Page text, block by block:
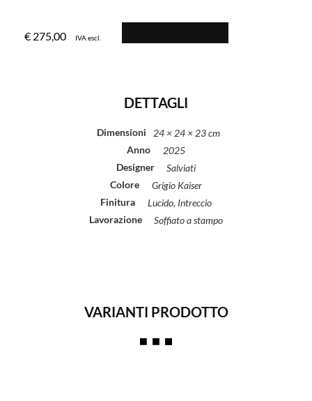
€ 275,00 IVA escl.
DETTAGLI
Dimensioni
24 × 24 × 23 cm
Anno
2025
Designer
Salviati
Colore
Grigio Kaiser
Finitura
Lucido, Intreccio
Lavorazione
Soffiato a stampo
VARIANTI PRODOTTO